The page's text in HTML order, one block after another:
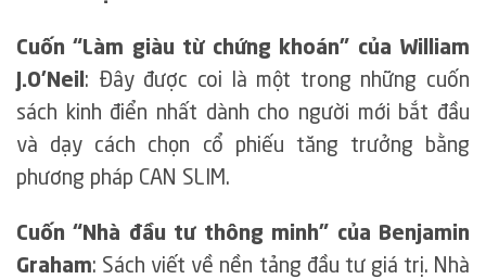
Cuốn “Làm giàu từ chứng khoán” của William
J.O’Neil : Đây được coi là một trong những cuốn
sách kinh điển nhất dành cho người mới bắt đầu
và dạy cách chọn cổ phiếu tăng trưởng bằng
phương pháp CAN SLIM.
Cuốn “Nhà đầu tư thông minh” của Benjamin
Graham: Sách viết về nền tảng đầu tư giá trị. Nhà